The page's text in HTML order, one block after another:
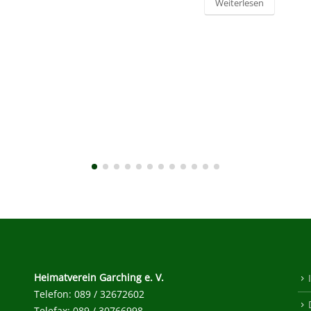
Heimatverein Garching e. V.
Telefon: 089 / 32672602